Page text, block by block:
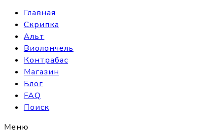
Главная
Скрипка
Альт
Виолончель
Контрабас
Магазин
Блог
FAQ
Поиск
Меню